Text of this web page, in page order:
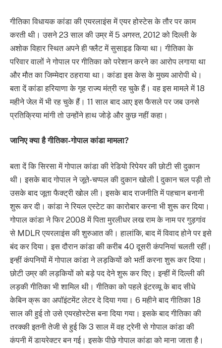
गीतिका विधायक कांडा की एयरलाइंस में एयर होस्टेस के तौर पर काम
करती थी। उसने 23 साल की उम्र में 5 अगस्त, 2012 को दिल्ली के
अशोक विहार स्थित अपने ही फ्लैट में सुसाइड किया था। गीतिका के
परिवार वालों ने गोपाल पर गीतिका को परेशान करने का आरोप लगाया था
और मौत का जिम्मेदार ठहराया था। कांडा इस केस के मुख्य आरोपी थे।
बता दें कांडा हरियाणा के गृह राज्य मंत्री रह चुके हैं। वह इस मामले में 18
महीने जेल में भी रह चुके हैं। 11 साल बाद आए इस फैसले पर जब उनसे
प्रतिक्रिया मांगी तो उन्होंने हाथ जोड़े और कुछ नहीं कहा।
जानिए क्या है गीतिका-गोपाल कांडा मामला?
बता दें कि सिरसा में गोपाल कांडा की रेडियो रिपेयर की छोटी सी दुकान
थी। इसके बाद गोपाल ने जूते-चप्पल की दुकान खोली l दुकान चल पड़ी तो
उसके बाद जूता फैक्ट्री खोल ली। इसके बाद राजनीति में पहचान बनानी
शुरू कर दी। कांडा ने रियल एस्टेट का कारोबार करना भी शुरू कर दिया।
गोपाल कांडा ने फिर 2008 में पिता मुरलीधर लख राम के नाम पर गुड़गांव
से MDLR एयरलाइंस की शुरुआत की। हालांकि, बाद में विवाद होने पर इसे
बंद कर दिया। इस दौरान कांडा की करीब 40 दूसरी कंपनियां चलती रहीं।
इन्हीं कंपनियों में गोपाल कांडा ने लड़कियों को भर्ती करना शुरू कर दिया।
छोटी उम्र की लड़कियों को बड़े पद देने शुरू कर दिए। इन्हीं में दिल्ली की
लड़की गीतिका भी शामिल थी। गीतिका को पहले इंटरव्यू के बाद सीधे
केबिन क्रू का अपॉइंटमेंट लेटर दे दिया गया। 6 महीने बाद गीतिका 18
साल की हुई तो उसे एयरहोस्टेस बना दिया गया। इसके बाद गीतिका की
तरक्की इतनी तेजी से हुई कि 3 साल में वह ट्रेनी से गोपाल कांडा की
कंपनी में डायरेक्टर बन गई। इसके पीछे गोपाल कांडा को माना जाता है।